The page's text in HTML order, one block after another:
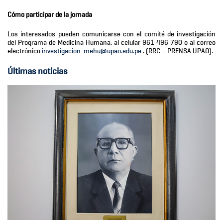
Cómo participar de la jornada
Los interesados pueden comunicarse con el comité de investigación
del Programa de Medicina Humana, al celular 961 496 790 o al correo
electrónico investigacion_mehu@upao.edu.pe . (RRC – PRENSA UPAO).
Últimas noticias